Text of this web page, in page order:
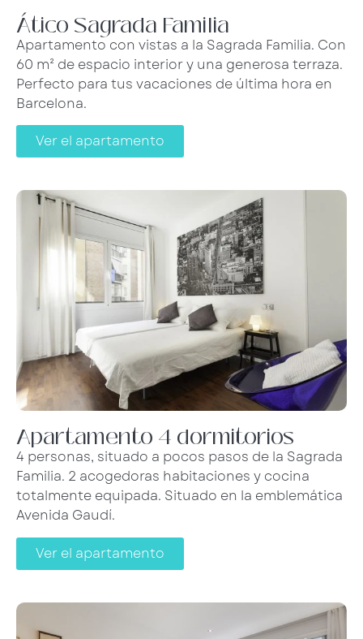
Ático Sagrada Familia
Apartamento con vistas a la Sagrada Familia. Con
60 m² de espacio interior y una generosa terraza.
Perfecto para tus vacaciones de última hora en
Barcelona.
Ver el apartamento
Apartamento 4 dormitorios
4 personas, situado a pocos pasos de la Sagrada
Familia. 2 acogedoras habitaciones y cocina
totalmente equipada. Situado en la emblemática
Avenida Gaudí.
Ver el apartamento